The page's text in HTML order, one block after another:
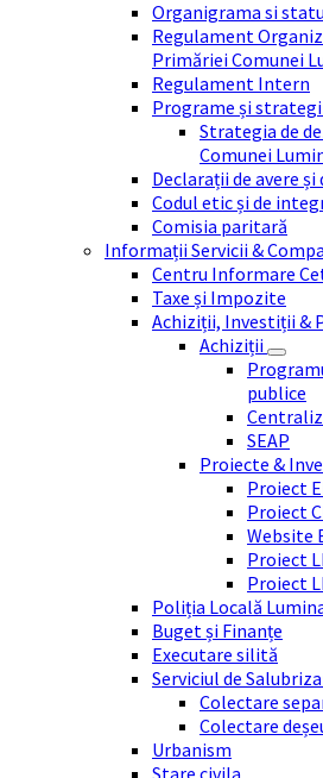
Organigrama si
Regulament
Primăriei Comunei
Regulament Intern
Programe și
Strategia de
Comunei
Declarații de avere și
Codul etic și de
Comisia paritară
Informații Servicii &
Centru Informare
Taxe și Impozite
Achiziții, Investiții &
Achiziții
publice
SEAP
Proiecte &
Proiect
Proiect
Website
Proiect
Proiect
Poliția Locală
Buget și Finanțe
Executare silită
Serviciul de
Colectare
Colectare
Urbanism
Stare civila